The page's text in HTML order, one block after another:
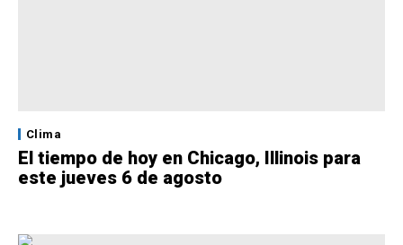
Clima
El tiempo de hoy en Chicago, Illinois para
este jueves 6 de agosto